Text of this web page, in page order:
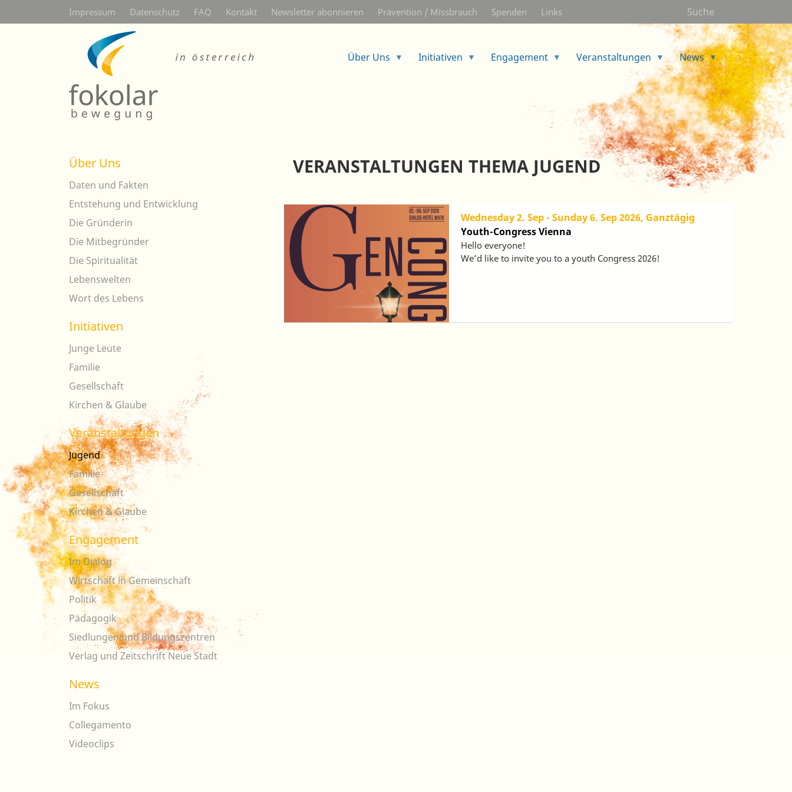
Skip
to
Secondarymenü
Impressum Datenschutz FAQ Kontakt Newsletter abonnieren Prävention / Missbrauch Spenden Links Suche
Über Uns Initiativen Engagement Veranstaltungen News
VERANSTALTUNGEN THEMA JUGEND
Wednesday 2. Sep- Sunday 6. Sep 2026, Ganztägig
Youth-Congress Vienna
Hello everyone!
We’d like to invite you to a youth Congress 2026!
Über Uns
Daten und Fakten
Entstehung und Entwicklung
Die Gründerin
Die Mitbegründer
Die Spiritualität
Lebenswelten
Wort des Lebens
Initiativen
Junge Leute
Familie
Gesellschaft
Kirchen & Glaube
Veranstaltungen
Jugend
Familie
Gesellschaft
Kirchen & Glaube
Engagement
Im Dialog
Wirtschaft in Gemeinschaft
Politik
Pädagogik
Siedlungen und Bildungszentren
Verlag und Zeitschrift Neue Stadt
News
Im Fokus
Collegamento
Videoclips